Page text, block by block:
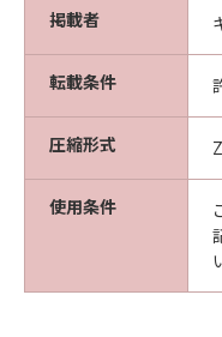
掲載者
転載条件
圧縮形式
使用条件